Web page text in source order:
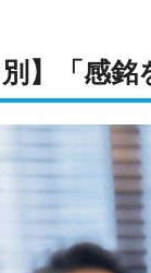
別】「感